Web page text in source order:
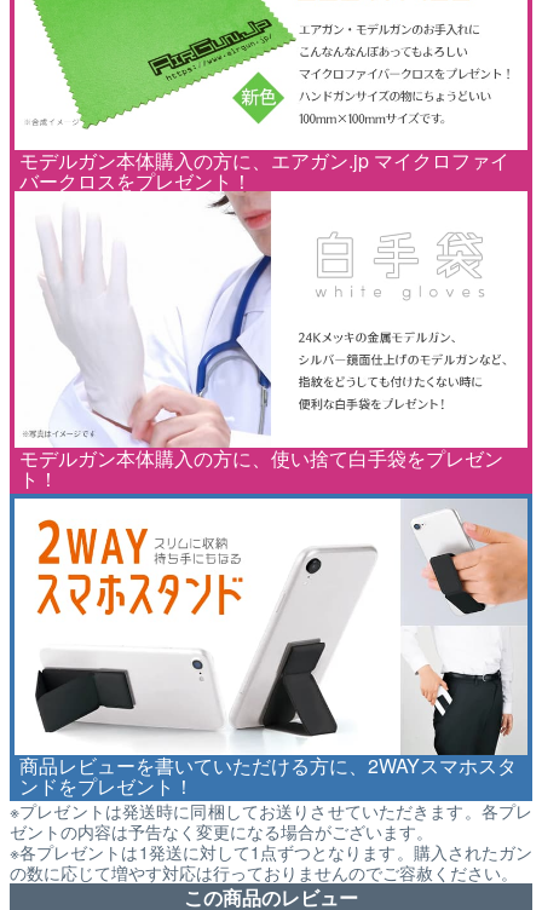
モデルガン本体購入の方に、エアガン.jp マイクロファイ
バークロスをプレゼント！
モデルガン本体購入の方に、使い捨て白手袋をプレゼン
ト！
商品レビューを書いていただける方に、2WAYスマホスタ
ンドをプレゼント！
※プレゼントは発送時に同梱してお送りさせていただきます。各プレ
ゼントの内容は予告なく変更になる場合がございます。
※各プレゼントは1発送に対して1点ずつとなります。購入されたガン
の数に応じて増やす対応は行っておりませんのでご容赦ください。
この商品のレビュー